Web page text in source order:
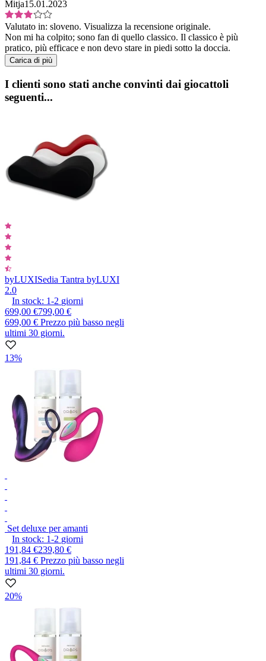
Mitja15.01.2023
Valutato in: sloveno. Visualizza la recensione originale.
Non mi ha colpito; sono fan di quello classico. Il classico è più
pratico, più efficace e non devo stare in piedi sotto la doccia.
Carica di più
I clienti sono stati anche convinti dai giocattoli
seguenti...
byLUXISedia Tantra byLUXI
2.0
In stock: 1-2 giorni
699,00 €799,00 €
699,00 € Prezzo più basso negli
ultimi 30 giorni.
13%
Set deluxe per amanti
In stock: 1-2 giorni
191,84 €239,80 €
191,84 € Prezzo più basso negli
ultimi 30 giorni.
20%